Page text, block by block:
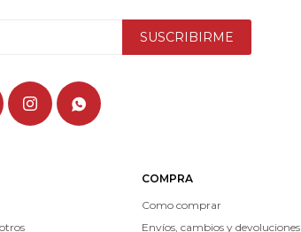
COMPRA
Como comprar
Envíos, cambios y devoluciones
SUSCRIBIRME
 